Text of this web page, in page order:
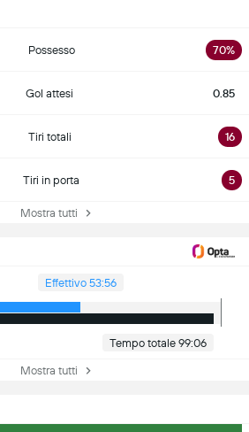
Possesso 70%
Gol attesi 0.85
Tiri totali 16
Tiri in porta 5
Mostra tutti
Effettivo 53:56
Tempo totale 99:06
Mostra tutti